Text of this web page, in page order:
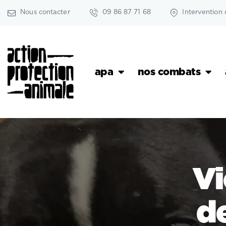
Nous contacter 09 86 87 71 68 Intervention
apa nos combats